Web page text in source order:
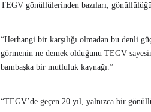
TEGV gönüllülerinden bazıları,
“Herhangi bir karşılığı olmadan bu denli
görmenin ne demek olduğunu TEGV
bambaşka bir mutluluk kaynağı.”
“TEGV’de geçen 20 yıl, yalnızca bir